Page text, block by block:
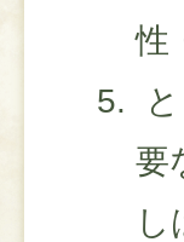
性
要
し